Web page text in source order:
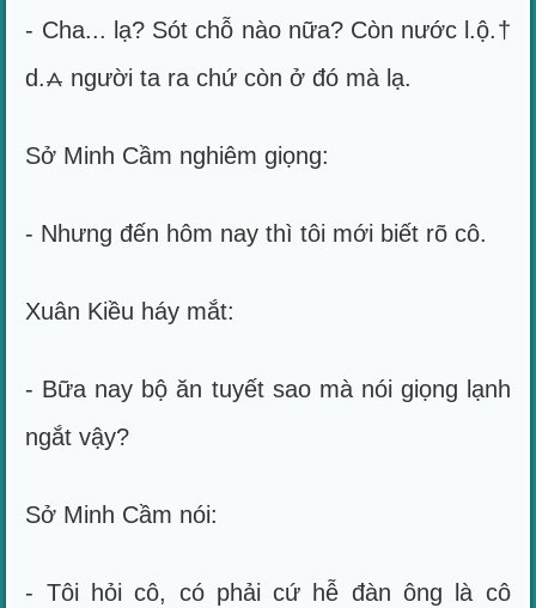
- Cha... lạ? Sót chỗ nào nữa? Còn nước l.ộ.†
d.⩜ người ta ra chứ còn ở đó mà lạ.
Sở Minh Cầm nghiêm giọng:
- Nhưng đến hôm nay thì tôi mới biết rõ cô.
Xuân Kiều háy mắt:
- Bữa nay bộ ăn tuyết sao mà nói giọng lạnh
ngắt vậy?
Sở Minh Cầm nói:
- Tôi hỏi cô, có phải cứ hễ đàn ông là cô